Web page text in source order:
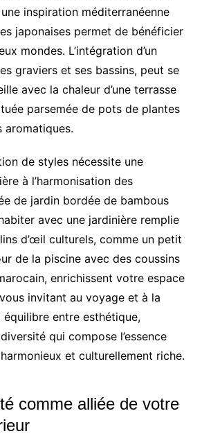
inspiration méditerranéenne
japonaises permet de bénéficier
mondes. L’intégration d’un
graviers et ses bassins, peut se
avec la chaleur d’une terrasse
parsemée de pots de plantes
aromatiques.
de styles nécessite une
à l’harmonisation des
de jardin bordée de bambous
avec une jardinière remplie
d’œil culturels, comme un petit
de la piscine avec des coussins
enrichissent votre espace
invitant au voyage et à la
équilibre entre esthétique,
qui compose l’essence
harmonieux et culturellement riche.
comme alliée de votre